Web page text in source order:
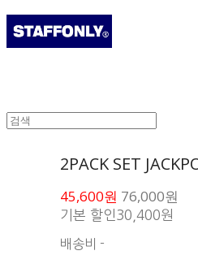
2PACK SET
45,600원 76,000원
기본 할인 30,400원
배송비 -